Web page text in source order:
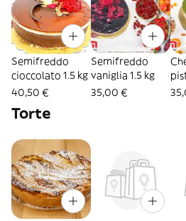
Semifreddo
cioccolato 1.5 kg
40,50 €
Semifreddo
vaniglia 1.5 kg
35,00 €
Torte